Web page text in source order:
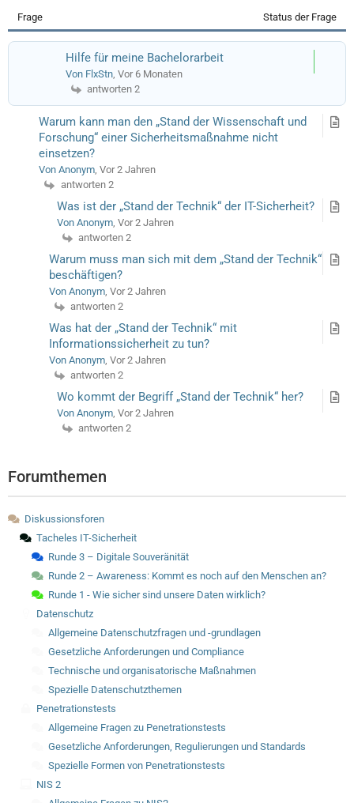
Frage Status der Frage
Hilfe für meine Bachelorarbeit
Von FlxStn, Vor 6 Monaten
antworten 2
Warum kann man den „Stand der Wissenschaft und
Forschung“ einer Sicherheitsmaßnahme nicht
einsetzen?
Von Anonym, Vor 2 Jahren
antworten 2
Was ist der „Stand der Technik“ der IT-Sicherheit?
Von Anonym, Vor 2 Jahren
antworten 2
Warum muss man sich mit dem „Stand der Technik“
beschäftigen?
Von Anonym, Vor 2 Jahren
antworten 2
Was hat der „Stand der Technik“ mit
Informationssicherheit zu tun?
Von Anonym, Vor 2 Jahren
antworten 2
Wo kommt der Begriff „Stand der Technik“ her?
Von Anonym, Vor 2 Jahren
antworten 2
Forumthemen
Diskussionsforen
Tacheles IT-Sicherheit
Runde 3 – Digitale Souveränität
Runde 2 – Awareness: Kommt es noch auf den Menschen an?
Runde 1 - Wie sicher sind unsere Daten wirklich?
Datenschutz
Allgemeine Datenschutzfragen und -grundlagen
Gesetzliche Anforderungen und Compliance
Technische und organisatorische Maßnahmen
Spezielle Datenschutzthemen
Penetrationstests
Allgemeine Fragen zu Penetrationstests
Gesetzliche Anforderungen, Regulierungen und Standards
Spezielle Formen von Penetrationstests
NIS 2